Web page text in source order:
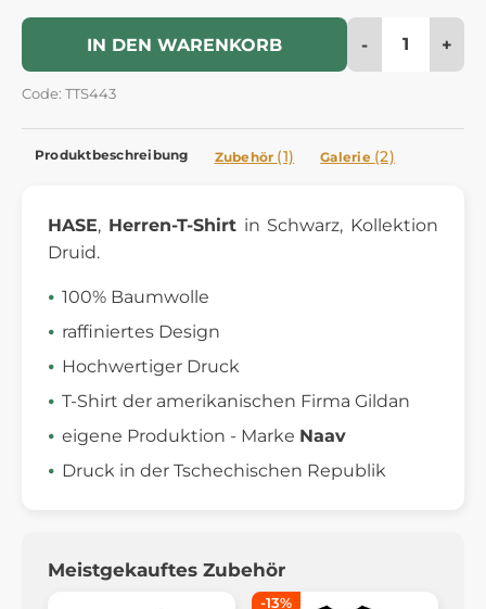
IN DEN WARENKORB - +
Code: TTS443
Produktbeschreibung Zubehör (1) Galerie (2)
HASE, Herren-T-Shirtin Schwarz, Kollektion
Druid.
100% Baumwolle
raffiniertes Design
Hochwertiger Druck
T-Shirt der amerikanischen Firma Gildan
eigene Produktion - Marke Naav
Druck in der Tschechischen Republik
Meistgekauftes Zubehör
-13%